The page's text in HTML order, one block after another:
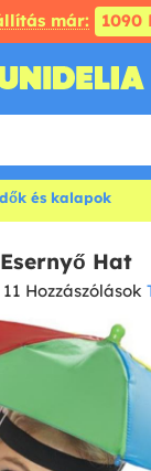
már: 1090
és kalapok
Esernyő Hat
11 Hozzászólások